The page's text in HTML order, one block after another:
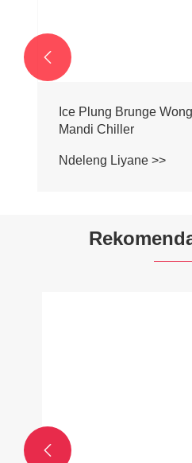
Ice Plung Brunge
Mandi Chiller
Ndeleng Liyane >>

